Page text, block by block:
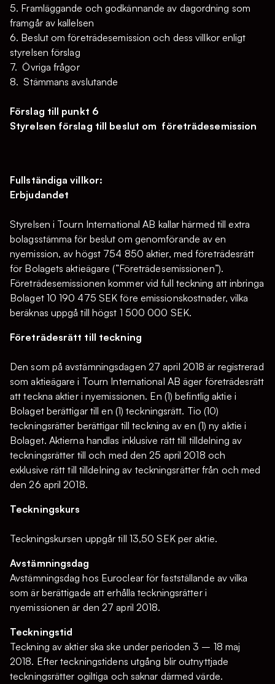
5. Framläggande och godkännande av dagordning som
framgår av kallelsen
6. Beslut om företrädesemission och dess villkor enligt
styrelsen förslag
7. Övriga frågor
8. Stämmans avslutande
Förslag till punkt 6
Styrelsen förslag till beslut om företrädesemission
Fullständiga villkor:
Erbjudandet
Styrelsen i Tourn International AB kallar härmed till extra
bolagsstämma för beslut om genomförande av en
nyemission, av högst 754 850 aktier, med företrädesrätt
för Bolagets aktieägare (”Företrädesemissionen”).
Företrädesemissionen kommer vid full teckning att inbringa
Bolaget 10 190 475 SEK före emissionskostnader, vilka
beräknas uppgå till högst 1 500 000 SEK.
Företrädesrätt till teckning
Den som på avstämningsdagen 27 april 2018 är registrerad
som aktieägare i Tourn International AB äger företrädesrätt
att teckna aktier i nyemissionen. En (1) befintlig aktie i
Bolaget berättigar till en (1) teckningsrätt. Tio (10)
teckningsrätter berättigar till teckning av en (1) ny aktie i
Bolaget. Aktierna handlas inklusive rätt till tilldelning av
teckningsrätter till och med den 25 april 2018 och
exklusive rätt till tilldelning av teckningsrätter från och med
den 26 april 2018.
Teckningskurs
Teckningskursen uppgår till 13,50 SEK per aktie.
Avstämningsdag
Avstämningsdag hos Euroclear för fastställande av vilka
som är berättigade att erhålla teckningsrätter i
nyemissionen är den 27 april 2018.
Teckningstid
Teckning av aktier ska ske under perioden 3 – 18 maj
2018. Efter teckningstidens utgång blir outnyttjade
teckningsrätter ogiltiga och saknar därmed värde.